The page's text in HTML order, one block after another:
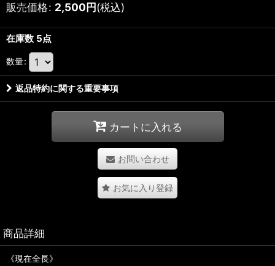
販売価格: 2,500円(税込)
在庫数 5点
数量:
返品特約に関する重要事項
カートに入れる
お問い合わせ
お気に入り登録
商品詳細
《現在全長》